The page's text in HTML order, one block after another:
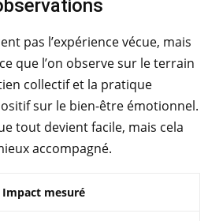
pas l’expérience vécue, mais
que l’on observe sur le terrain
collectif et la pratique
sur le bien-être émotionnel.
tout devient facile, mais cela
accompagné.
Impact mesuré